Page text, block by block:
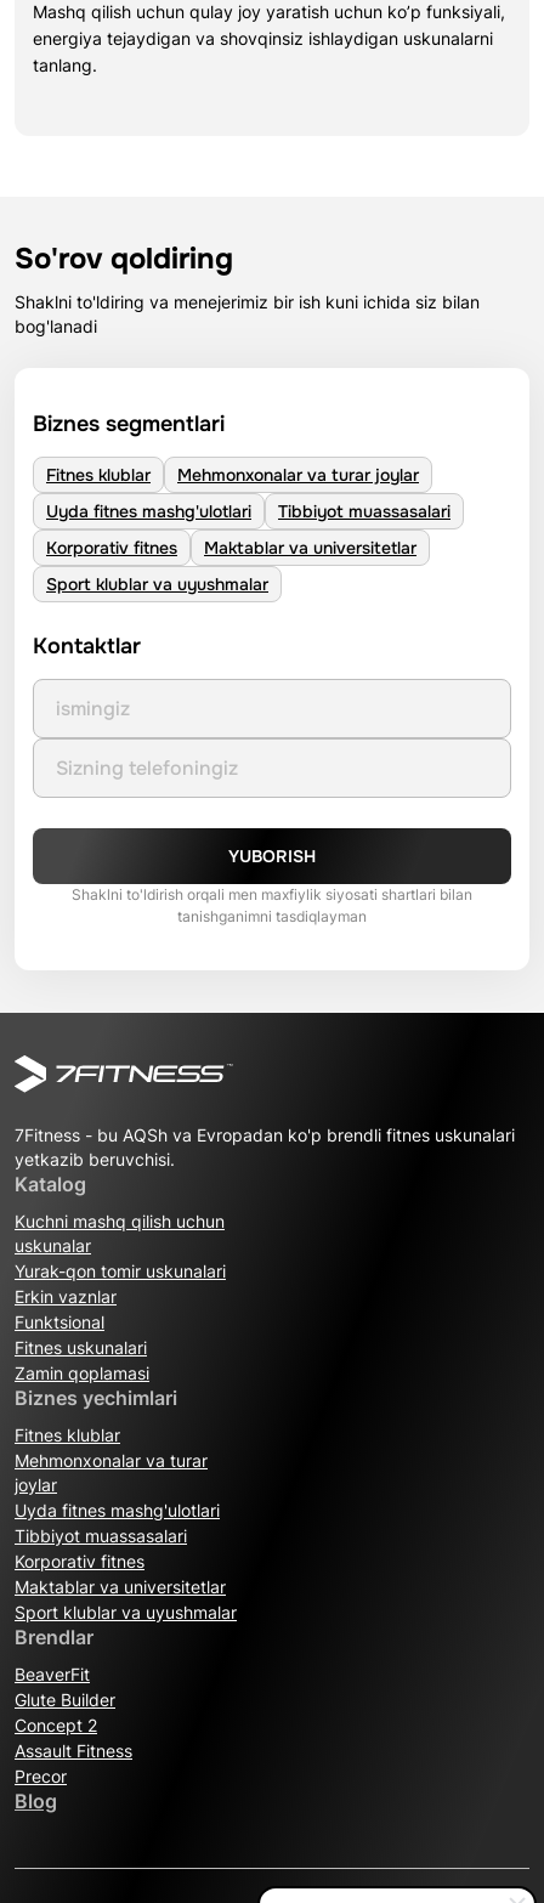
Mashq qilish uchun qulay joy yaratish uchun ko’p funksiyali,
energiya tejaydigan va shovqinsiz ishlaydigan uskunalarni
tanlang.
So'rov qoldiring
Shaklni to'ldiring va menejerimiz bir ish kuni ichida siz bilan
bog'lanadi
Biznes segmentlari
Fitnes klublar
Mehmonxonalar va turar joylar
Uyda fitnes mashg'ulotlari
Tibbiyot muassasalari
Korporativ fitnes
Maktablar va universitetlar
Sport klublar va uyushmalar
Kontaktlar
YUBORISH
Shaklni to'ldirish orqali men maxfiylik siyosati shartlari bilan
tanishganimni tasdiqlayman
7Fitness - bu AQSh va Evropadan ko'p brendli fitnes uskunalari
yetkazib beruvchisi.
Katalog
Kuchni mashq qilish uchun
uskunalar
Yurak-qon tomir uskunalari
Erkin vaznlar
Funktsional
Fitnes uskunalari
Zamin qoplamasi
Biznes yechimlari
Fitnes klublar
Mehmonxonalar va turar
joylar
Uyda fitnes mashg'ulotlari
Tibbiyot muassasalari
Korporativ fitnes
Maktablar va universitetlar
Sport klublar va uyushmalar
Brendlar
BeaverFit
Glute Builder
Concept 2
Assault Fitness
Precor
Blog